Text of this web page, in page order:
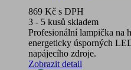
869 Kč s DPH
3 - 5 kusů skladem
Profesionální lampička na
energeticky úsporných
napájecího zdroje.
Zobrazit detail